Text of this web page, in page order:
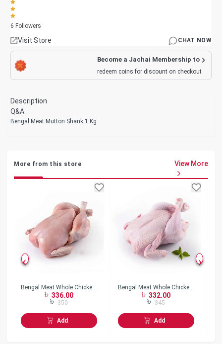
6 Followers
Visit Store CHAT NOW
Become a Jachai Membership to
redeem coins for discount on checkout
Description
Q&A
Bengal Meat Mutton Shank 1 Kg
More from this store View More
Bengal Meat Whole Chicken
Skin Less w/o Neck Frozen
336.00
350
Add
Bengal Meat Whole Chicken
Skin On w/o Neck Frozen
332.00
345
Add